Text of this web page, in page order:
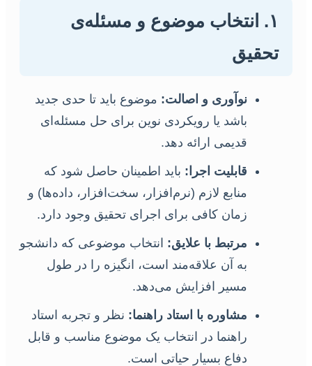
۱. انتخاب موضوع و مسئله‌ی
تحقیق
نوآوری و اصالت: موضوع باید تا حدی جدید
باشد یا رویکردی نوین برای حل مسئله‌ای
قدیمی ارائه دهد.
قابلیت اجرا: باید اطمینان حاصل شود که
منابع لازم (نرم‌افزار، سخت‌افزار، داده‌ها) و
زمان کافی برای اجرای تحقیق وجود دارد.
مرتبط با علایق: انتخاب موضوعی که دانشجو
به آن علاقه‌مند است، انگیزه را در طول
مسیر افزایش می‌دهد.
مشاوره با استاد راهنما: نظر و تجربه استاد
راهنما در انتخاب یک موضوع مناسب و قابل
دفاع بسیار حیاتی است.